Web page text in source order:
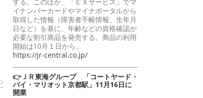
イナンバーカードやマイナポータルから
取得した情報（障害者手帳情報、生年月
日など）を基に、年齢などの資格確認が
必要な割引商品を発売する。商品の利用
開始は10月１日から。
https://jr-central.co.jp/
👉ＪＲ東海グループ 「コートヤード・
バイ・マリオット京都駅」11月16日に
開業